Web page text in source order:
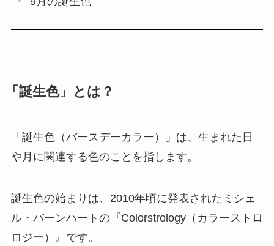
「誕生色」とは？
「誕生色（バースデーカラー）」は、生まれた日
や月に関連する色のことを指します。
誕生色の始まりは、2010年頃に発表されたミシェ
ル・バーンハートの『Colorstrology（カラーストロ
ロジー）』です。